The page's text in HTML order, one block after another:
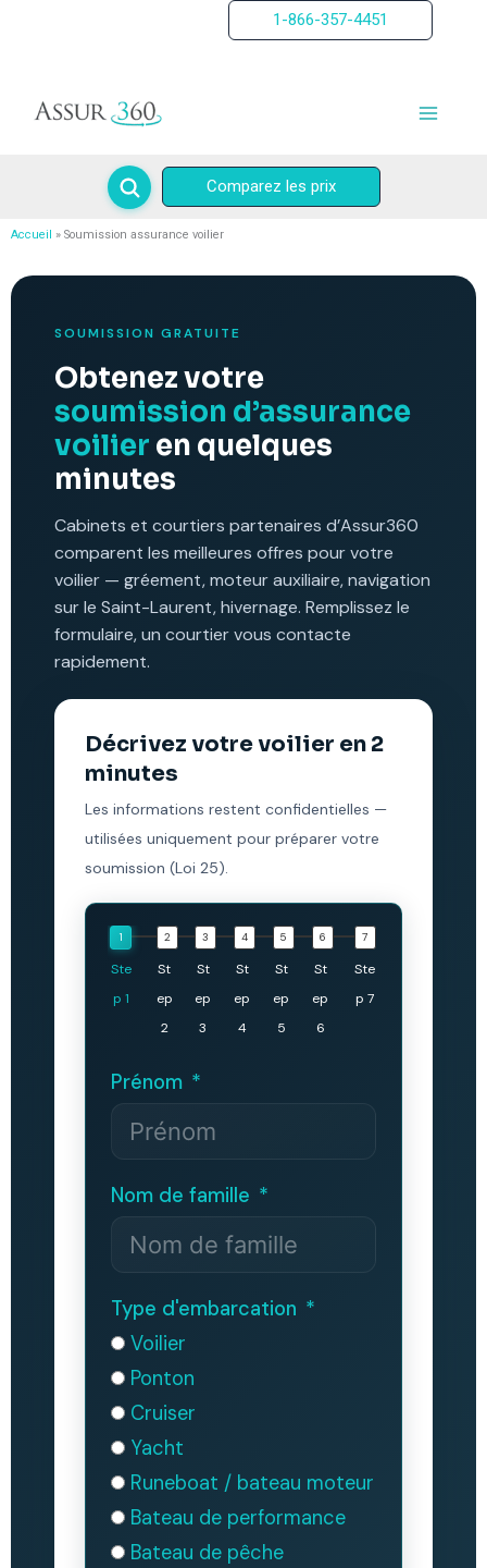
1-866-357-4451
Comparez les prix
Accueil Soumission assurance voilier
SOUMISSION GRATUITE
Obtenez votre
soumission d’assurance
voilier en quelques
minutes
Cabinets et courtiers partenaires d’Assur360
comparent les meilleures offres pour votre
voilier — gréement, moteur auxiliaire, navigation
sur le Saint-Laurent, hivernage. Remplissez le
formulaire, un courtier vous contacte
rapidement.
Décrivez votre voilier en 2
minutes
Les informations restent confidentielles —
utilisées uniquement pour préparer votre
soumission (Loi 25).
Ste
p 1
St
ep
2
St
ep
3
St
ep
4
St
ep
5
St
ep
6
Ste
p 7
Prénom
Nom de famille
Type d'embarcation
Voilier
Ponton
Cruiser
Yacht
Runeboat / bateau moteur
Bateau de performance
Bateau de pêche